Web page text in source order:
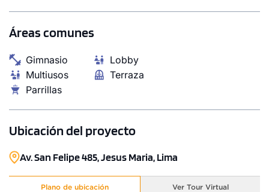
Modelo Tipo 4
137.95 m²
3 dorms.
COTIZAR AHORA
Áreas comunes
Gimnasio
Lobby
Multiusos
Terraza
Parrillas
Ubicación del proyecto
Av. San Felipe 485, Jesus Maria, Lima
Plano de ubicación Ver Tour Virtual